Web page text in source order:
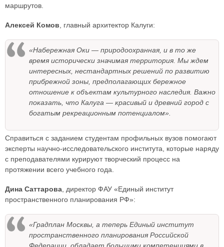
маршрутов.
Алексей Комов, главный архитектор Калуги:
«Набережная Оки — природоохранная, и в то же
время исторически значимая территория. Мы ждем
интересных, нестандартных решений по развитию
прибрежной зоны, предполагающих бережное
отношение к объектам культурного наследия. Важно
показать, что Калуга — красивый и древний город с
богатым рекреационным потенциалом».
Справиться с заданием студентам профильных вузов помогают
эксперты научно-исследовательского института, которые наряду
с преподавателями курируют творческий процесс на
протяжении всего учебного года.
Дина Саттарова, директор ФАУ «Единый институт
пространственного планирования РФ»:
«Градплан Москвы, а теперь Единый институт
пространственного планирования Российской